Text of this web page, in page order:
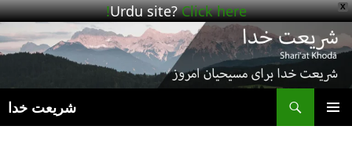
X
Urdu site?Click here!
شریعت خدا